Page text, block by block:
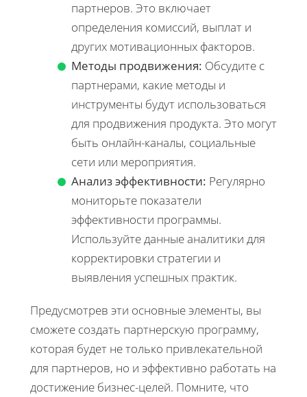
партнеров. Это включает
определения комиссий, выплат и
других мотивационных факторов.
Методы продвижения: Обсудите с
партнерами, какие методы и
инструменты будут использоваться
для продвижения продукта. Это могут
быть онлайн-каналы, социальные
сети или мероприятия.
Анализ эффективности: Регулярно
мониторьте показатели
эффективности программы.
Используйте данные аналитики для
корректировки стратегии и
выявления успешных практик.
Предусмотрев эти основные элементы, вы
сможете создать партнерскую программу,
которая будет не только привлекательной
для партнеров, но и эффективно работать на
достижение бизнес-целей. Помните, что